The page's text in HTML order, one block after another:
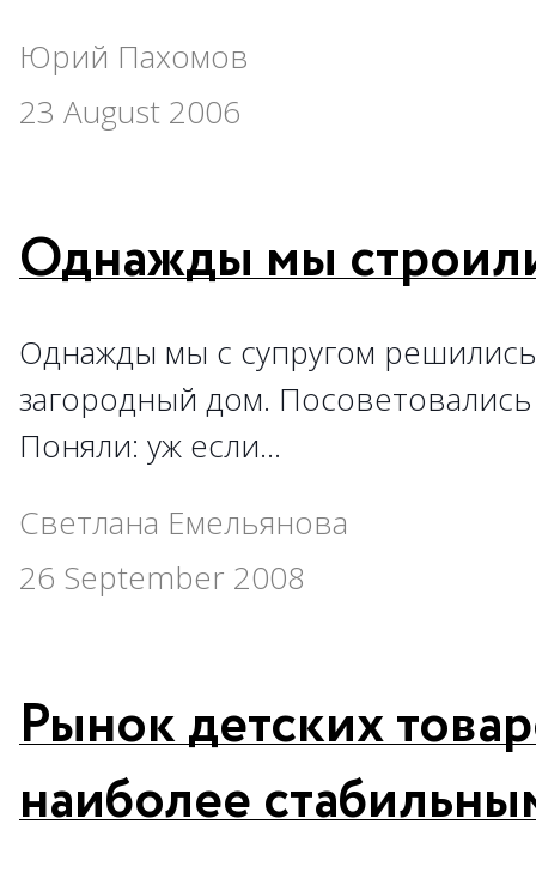
Юрий Пахомов
23 August 2006
Однажды мы
Однажды мы с супругом
загородный дом.
Поняли: уж если…
Светлана Емельянова
26 September 2008
Рынок детских
наиболее